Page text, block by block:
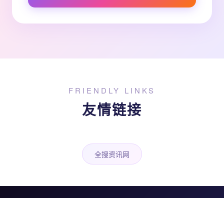
FRIENDLY LINKS
友情链接
全搜资讯网